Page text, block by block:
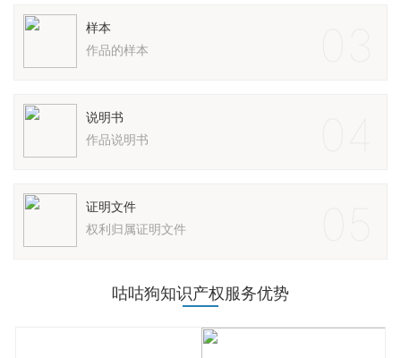
样本
作品的样本
说明书
作品说明书
证明文件
权利归属证明文件
咕咕狗知识产权服务优势